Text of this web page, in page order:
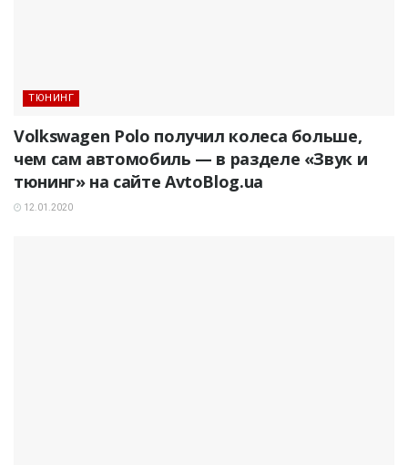
ТЮНИНГ
Volkswagen Polo получил колеса больше,
чем сам автомобиль — в разделе «Звук и
тюнинг» на сайте AvtoBlog.ua
12.01.2020